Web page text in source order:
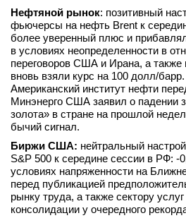
Нефтяной рынок: позитивный
фьючерсы на нефть Brent к
более уверенный плюс и
в условиях неопределенности в
переговоров США и Ирана, а также
вновь взяли курс на 100 долл/
Американский институт нефти
Минэнерго США заявил о падении
золота» в стране на прошлой
бычий сигнал.
Биржи США: нейтральный
S&P 500 к середине сессии в РФ: -
условиях напряженности на
перед публикацией
рынку труда, а также сектору
консолидации у очередного